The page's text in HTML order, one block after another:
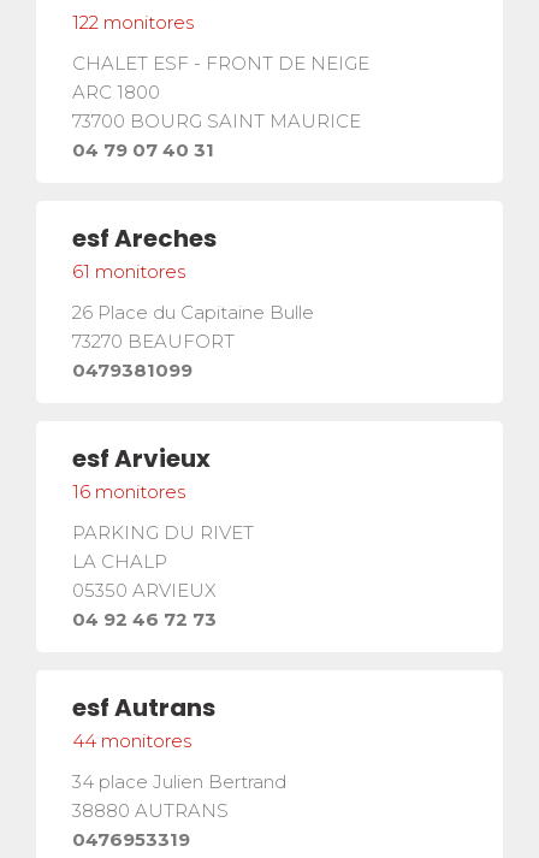
La seguridad
Competiciones
Presentación del Clubesf
122 monitores
CHALET ESF - FRONT DE NEIGE
ARC 1800
73700 BOURG SAINT MAURICE
04 79 07 40 31
esfAreches
61 monitores
26 Place du Capitaine Bulle
73270 BEAUFORT
0479381099
esfArvieux
16 monitores
PARKING DU RIVET
LA CHALP
05350 ARVIEUX
04 92 46 72 73
esfAutrans
44 monitores
34 place Julien Bertrand
38880 AUTRANS
0476953319